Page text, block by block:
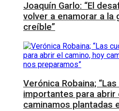
Joaquín Garlo: “El
volver a enamorar a
creíble”
Verónica Robaina;
importantes para abrir
caminamos plantadas